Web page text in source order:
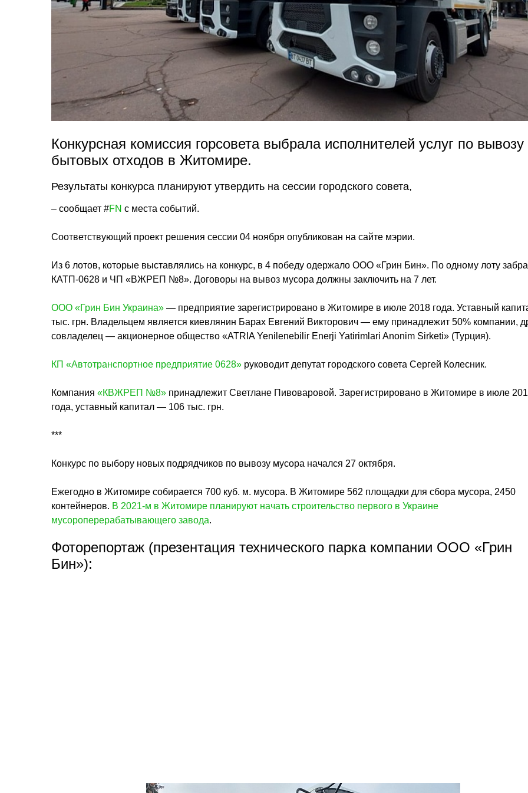
Конкурсная комиссия горсовета выбрала исполнителей услуг по вывозу
бытовых отходов в Житомире.
Результаты конкурса планируют утвердить на сессии городского совета,
– сообщает #FN c места событий.
Соответствующий проект решения сессии 04 ноября опубликован на сайте мэрии.
Из 6 лотов, которые выставлялись на конкурс, в 4 победу одержало ООО «Грин Бин». По одному лоту
КАТП-0628 и ЧП «ВЖРЕП №8». Договоры на вывоз мусора должны заключить на 7 лет.
ООО «Грин Бин Украина» — предприятие зарегистрировано в Житомире в июле 2018 года. Уставный
тыс. грн. Владельцем является киевлянин Барах Евгений Викторович — ему принадлежит 50% компании,
совладелец — акционерное общество «ATRIA Yenilenebilir Enerji Yatirimlari Anonim Sirketi» (Турция).
КП «Автотранспортное предприятие 0628» руководит депутат городского совета Сергей Колесник.
Компания «КВЖРЕП №8» принадлежит Светлане Пивоваровой. Зарегистрировано в Житомире в июле
года, уставный капитал — 106 тыс. грн.
***
Конкурс по выбору новых подрядчиков по вывозу мусора начался 27 октября.
Ежегодно в Житомире собирается 700 куб. м. мусора. В Житомире 562 площадки для сбора мусора, 2450
контейнеров. В 2021-м в Житомире планируют начать строительство первого в Украине
мусороперерабатывающего завода.
Фоторепортаж (презентация технического парка компании ООО «Грин
Бин»):